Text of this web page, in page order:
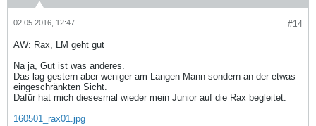
#14
02.05.2016, 12:47
AW: Rax, LM geht gut
Na ja, Gut ist was anderes.
Das lag gestern aber weniger am Langen Mann sondern an der etwas
eingeschränkten Sicht.
Dafür hat mich diesesmal wieder mein Junior auf die Rax begleitet.
160501_rax01.jpg